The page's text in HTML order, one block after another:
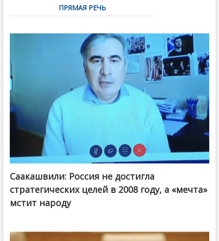
ПРЯМАЯ РЕЧЬ
Саакашвили: Россия не достигла
стратегических целей в 2008 году, а «мечта»
мстит народу